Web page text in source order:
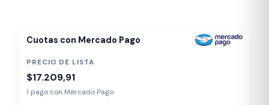
Cuotas con Mercado Pago
PRECIO DE LISTA
$17.209,91
1 pago con Mercado Pago